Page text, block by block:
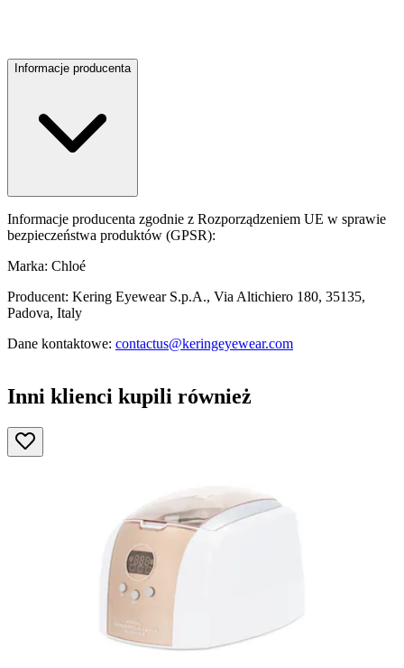
Informacje producenta
Informacje producenta zgodnie z Rozporządzeniem UE w sprawie
bezpieczeństwa produktów (GPSR):
Marka: Chloé
Producent: Kering Eyewear S.p.A., Via Altichiero 180, 35135,
Padova, Italy
Dane kontaktowe: contactus@keringeyewear.com
Inni klienci kupili również